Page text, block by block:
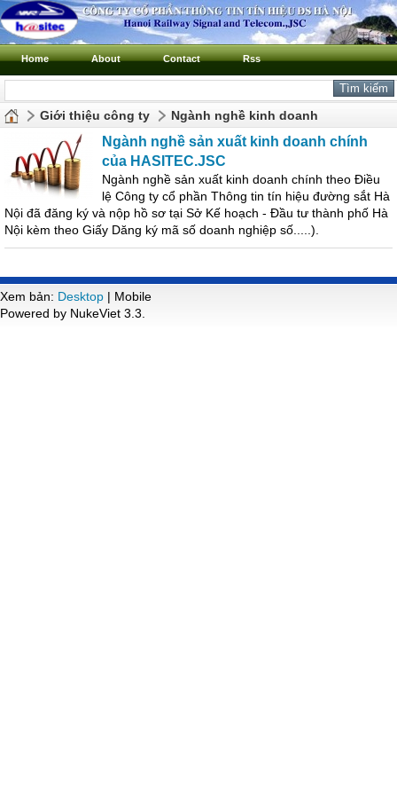
Home About Contact Rss
Giới thiệu công ty Ngành nghề kinh doanh
Ngành nghề sản xuất kinh doanh chính
của HASITEC.JSC
Ngành nghề sản xuất kinh doanh chính theo Điều
lệ Công ty cổ phần Thông tin tín hiệu đường sắt Hà
Nội đã đăng ký và nộp hồ sơ tại Sở Kế hoạch - Đầu tư thành phố Hà
Nội kèm theo Giấy Dăng ký mã số doanh nghiệp số.....).
Xem bản: Desktop | Mobile
Powered by NukeViet 3.3.